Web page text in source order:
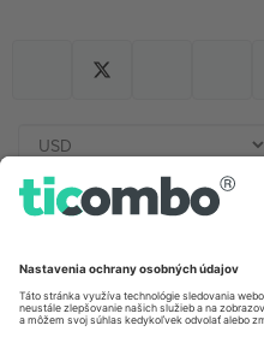
Unter den Linden 24, 10117